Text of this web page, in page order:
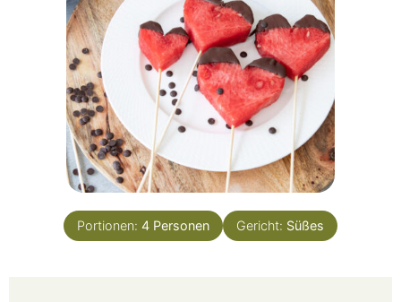
Portionen: 4 Personen Gericht: Süßes